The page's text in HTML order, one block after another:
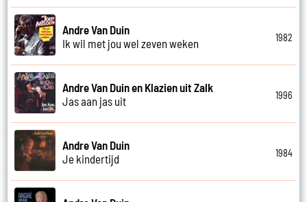
Andre Van Duin
Ik wil met jou wel zeven weken
1982
Andre Van Duin en Klazien uit Zalk
Jas aan jas uit
1996
Andre Van Duin
Je kindertijd
1984